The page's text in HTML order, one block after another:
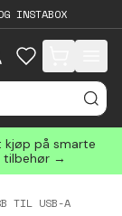
INSTABOX
items in cart,
på smarte
tilbehør →
TIL USB-A